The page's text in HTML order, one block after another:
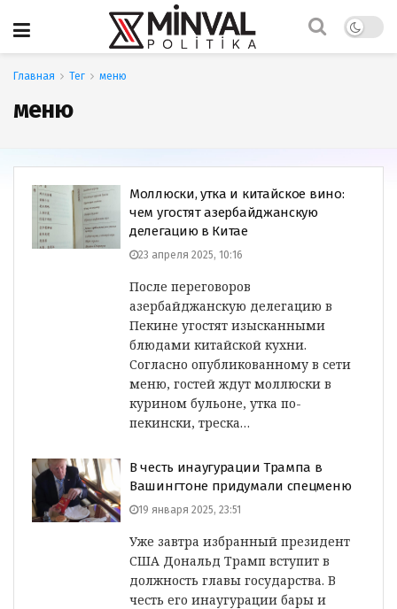
Главная Тег меню
меню
Моллюски, утка и китайское вино:
чем угостят азербайджанскую
делегацию в Китае
23 апреля 2025, 10:16
После переговоров
азербайджанскую делегацию в
Пекине угостят изысканными
блюдами китайской кухни.
Согласно опубликованному в сети
меню, гостей ждут моллюски в
курином бульоне, утка по-
пекински, треска…
В честь инаугурации Трампа в
Вашингтоне придумали спецменю
19 января 2025, 23:51
Уже завтра избранный президент
США Дональд Трамп вступит в
должность главы государства. В
честь его инаугурации бары и